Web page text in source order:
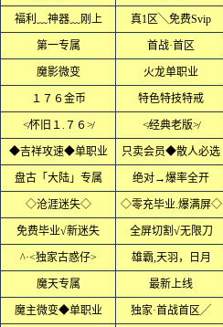
福利﹏神器﹏刚上 真1区╲免费Svip
第一专属 首战·首区
魔影微变 火龙单职业
１７６金币 特色特技特戒
≮怀旧１.７６≯ ≮经典老版≯
◆吉祥攻速◆单职业 只卖会员◆散人必选
盘古「大陆」专属 绝对→爆率全开
◇沧涯迷失◇ ◇零充毕业.爆满屏◇
免费毕业√新迷失 全屏切割√无限刀
^·<独家古惑仔> 雄霸,天羽，日月
魔天专属 最新上线
魔主微变◆单职业 独家·首战首区╱